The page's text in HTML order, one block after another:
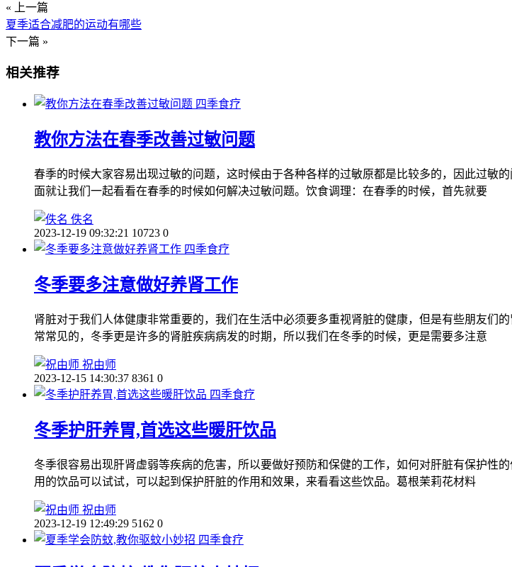
« 上一篇
夏季适合减肥的运动有哪些
下一篇 »
相关推荐
四季食疗
教你方法在春季改善过敏问题
春季的时候大家容易出现过敏的问题，这时候由于各种各样的过敏原都是比较多的，因此过敏
面就让我们一起看看在春季的时候如何解决过敏问题。饮食调理：在春季的时候，首先就要
佚名
2023-12-19 09:32:21 10723 0
四季食疗
冬季要多注意做好养肾工作
肾脏对于我们人体健康非常重要的，我们在生活中必须要多重视肾脏的健康，但是有些朋友们
常常见的，冬季更是许多的肾脏疾病病发的时期，所以我们在冬季的时候，更是需要多注意
祝由师
2023-12-15 14:30:37 8361 0
四季食疗
冬季护肝养胃,首选这些暖肝饮品
冬季很容易出现肝肾虚弱等疾病的危害，所以要做好预防和保健的工作，如何对肝脏有保护性
用的饮品可以试试，可以起到保护肝脏的作用和效果，来看看这些饮品。葛根茉莉花材料
祝由师
2023-12-19 12:49:29 5162 0
四季食疗